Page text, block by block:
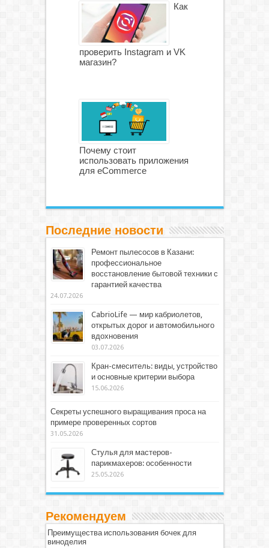
Как
проверить Instagram и VK
магазин?
Почему стоит
использовать приложения
для eCommerce
Последние новости
Ремонт пылесосов в Казани:
профессиональное
восстановление бытовой техники с
гарантией качества
24.07.2026
CabrioLife — мир кабриолетов,
открытых дорог и автомобильного
вдохновения
03.07.2026
Кран-смеситель: виды, устройство
и основные критерии выбора
15.06.2026
Секреты успешного выращивания проса на
примере проверенных сортов
31.05.2026
Стулья для мастеров-
парикмахеров: особенности
25.05.2026
Рекомендуем
Преимущества использования бочек для
виноделия